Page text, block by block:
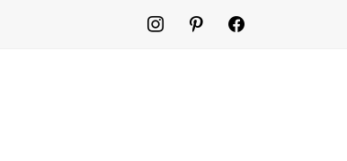
instagrampinterestfacebook2